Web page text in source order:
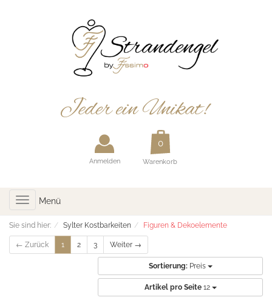
Anmelden Warenkorb
Toggle
navigation
Menü
Sie sind hier: Sylter Kostbarkeiten Figuren & Dekoelemente
← Zurück 1 2 3 Weiter →
Sortierung: Preis
Artikel pro Seite 12